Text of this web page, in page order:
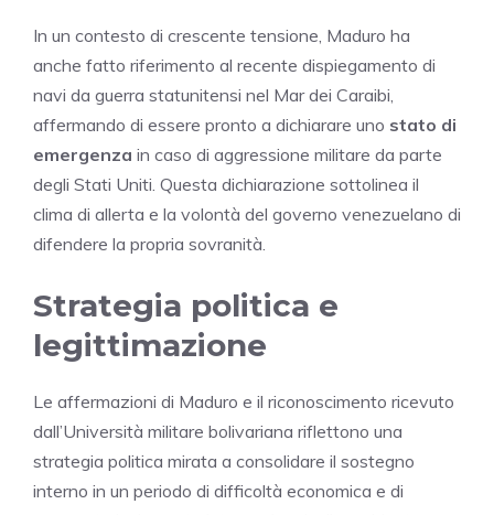
In un contesto di crescente tensione, Maduro ha
anche fatto riferimento al recente dispiegamento di
navi da guerra statunitensi nel Mar dei Caraibi,
affermando di essere pronto a dichiarare uno stato di
emergenza in caso di aggressione militare da parte
degli Stati Uniti. Questa dichiarazione sottolinea il
clima di allerta e la volontà del governo venezuelano di
difendere la propria sovranità.
Strategia politica e
legittimazione
Le affermazioni di Maduro e il riconoscimento ricevuto
dall’Università militare bolivariana riflettono una
strategia politica mirata a consolidare il sostegno
interno in un periodo di difficoltà economica e di